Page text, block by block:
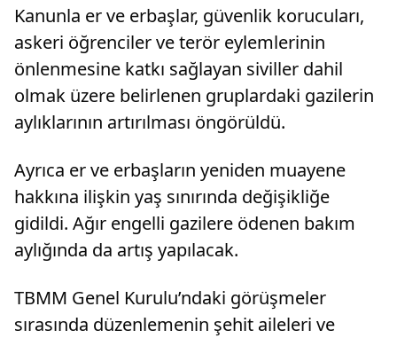
Kanunla er ve erbaşlar, güvenlik korucuları,
askeri öğrenciler ve terör eylemlerinin
önlenmesine katkı sağlayan siviller dahil
olmak üzere belirlenen gruplardaki gazilerin
aylıklarının artırılması öngörüldü.
Ayrıca er ve erbaşların yeniden muayene
hakkına ilişkin yaş sınırında değişikliğe
gidildi. Ağır engelli gazilere ödenen bakım
aylığında da artış yapılacak.
TBMM Genel Kurulu’ndaki görüşmeler
sırasında düzenlemenin şehit aileleri ve